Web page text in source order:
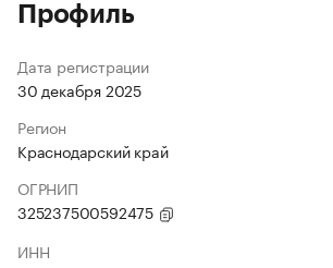
Профиль
Дата регистрации
30 декабря 2025
Регион
Краснодарский край
ОГРНИП
325237500592475
ИНН